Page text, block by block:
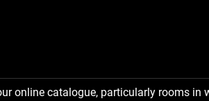
online catalogue, particularly rooms in